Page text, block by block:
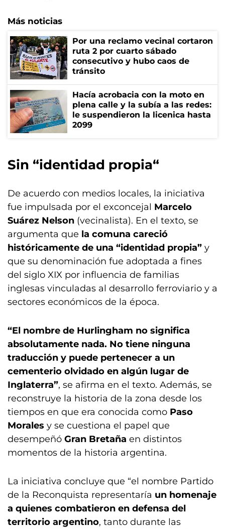
Más noticias
Por una reclamo vecinal cortaron
ruta 2 por cuarto sábado
consecutivo y hubo caos de
tránsito
Hacía acrobacia con la moto en
plena calle y la subía a las redes:
le suspendieron la licenica hasta
2099
Sin “identidad propia“
De acuerdo con medios locales, la iniciativa
fue impulsada por el exconcejal Marcelo
Suárez Nelson (vecinalista). En el texto, se
argumenta que la comuna careció
históricamente de una “identidad propia” y
que su denominación fue adoptada a fines
del siglo XIX por influencia de familias
inglesas vinculadas al desarrollo ferroviario y a
sectores económicos de la época.
“El nombre de Hurlingham no significa
absolutamente nada. No tiene ninguna
traducción y puede pertenecer a un
cementerio olvidado en algún lugar de
Inglaterra”, se afirma en el texto. Además, se
reconstruye la historia de la zona desde los
tiempos en que era conocida como Paso
Morales y se cuestiona el papel que
desempeñó Gran Bretaña en distintos
momentos de la historia argentina.
La iniciativa concluye que “el nombre Partido
de la Reconquista representaría un homenaje
a quienes combatieron en defensa del
territorio argentino, tanto durante las